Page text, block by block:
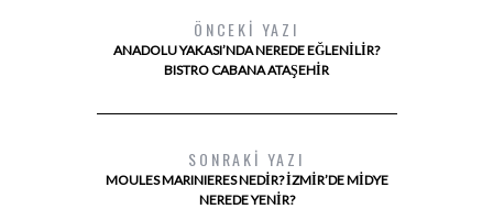
ÖNCEKI YAZI
ANADOLU YAKASI’NDA NEREDE EĞLENILIR?
BISTRO CABANA ATAŞEHIR
SONRAKI YAZI
MOULES MARINIERES NEDIR? İZMIR’DE MIDYE
NEREDE YENIR?